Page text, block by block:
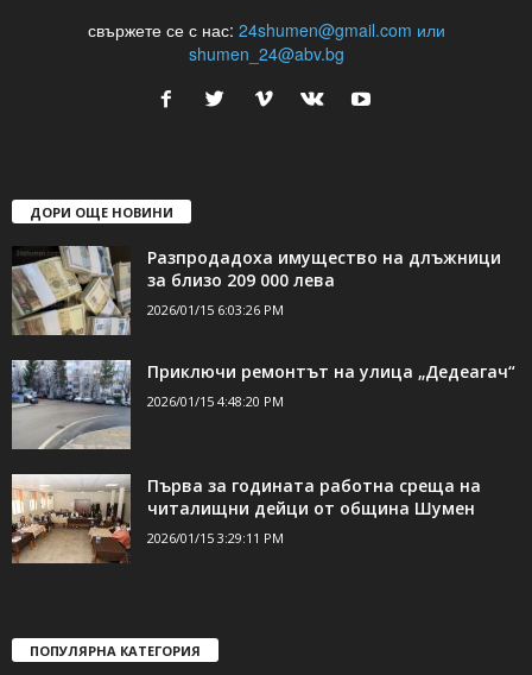
свържете се с нас: 24shumen@gmail.com или
shumen_24@abv.bg
ДОРИ ОЩЕ НОВИНИ
Разпродадоха имущество на длъжници
за близо 209 000 лева
2026/01/15 6:03:26 PM
Приключи ремонтът на улица „Дедеагач“
2026/01/15 4:48:20 PM
Първа за годината работна среща на
читалищни дейци от община Шумен
2026/01/15 3:29:11 PM
ПОПУЛЯРНА КАТЕГОРИЯ